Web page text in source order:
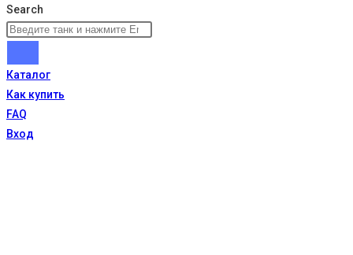
Search
Каталог
Как купить
FAQ
Вход